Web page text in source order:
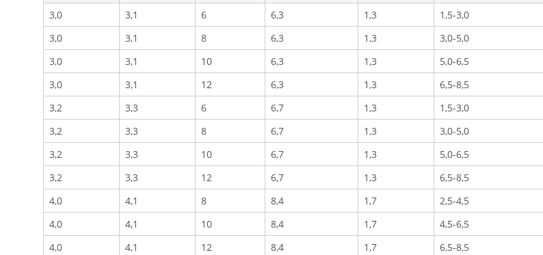
3,0
3,1 6 6,3 1,3 1,5-3,0
3,0
3,1 8 6,3 1,3 3,0-5,0
3,0
3,1 10 6,3 1,3 5,0-6,5
3,0
3,1 12 6,3 1,3 6,5-8,5
3,2
3,3 6 6,7 1,3 1,5-3,0
3,2
3,3 8 6,7 1,3 3,0-5,0
3,2
3,3 10 6,7 1,3 5,0-6,5
3,2
3,3 12 6,7 1,3 6,5-8,5
4,0
4,1 8 8,4 1,7 2,5-4,5
4,0
4,1 10 8,4 1,7 4,5-6,5
4,0
4,1 12 8,4 1,7 6,5-8,5